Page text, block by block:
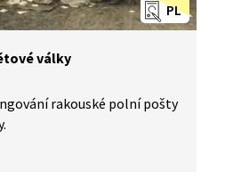
PL
války
rakouské polní pošty